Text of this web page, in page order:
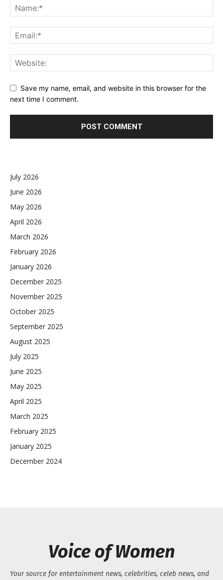
Save my name, email, and website in this browser for the
next time I comment.
July 2026
June 2026
May 2026
April 2026
March 2026
February 2026
January 2026
December 2025
November 2025
October 2025
September 2025
August 2025
July 2025
June 2025
May 2025
April 2025
March 2025
February 2025
January 2025
December 2024
Voice of Women
Your source for entertainment news, celebrities, celeb news, and